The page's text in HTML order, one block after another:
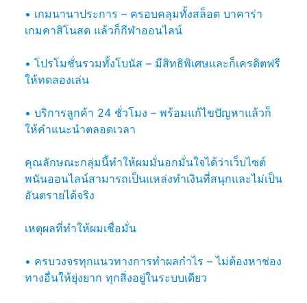
• เกมนานาประการ – ครอบคลุมทั้งสล็อต บาคาร่า
เกมคาสิโนสด แล้วก็กีฬาออนไลน์
• โปรโมชั่นรวมทั้งโบนัส – มีสิทธิพิเศษและก็เครดิตฟรี
ให้ทดลองเล่น
• บริการลูกค้า 24 ชั่วโมง – พร้อมแก้ไขปัญหาแล้วก็
ให้คำแนะนำตลอดเวลา
คุณลักษณะกลุ่มนี้ทำให้ผมมั่นอกมั่นใจได้ว่าเว็บไซต์
พนันออนไลน์สามารถเป็นแหล่งทำเงินที่สนุกและไม่เป็น
อันตรายได้จริง
เหตุผลที่ทำให้ผมเชื่อมั่น
• ครบวงจรทุกแนวทางการทำผลกำไร – ไม่ต้องหาช่อง
ทางอื่นให้ยุ่งยาก ทุกสิ่งอยู่ในระบบเดียว